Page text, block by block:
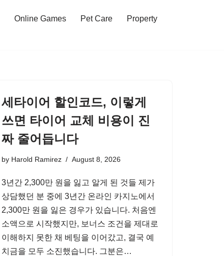
Online Games Pet Care
Property
세타이어 할인코드, 이렇게
쓰면 타이어 교체 비용이 진
짜 줄어듭니다
by Harold Ramirez August 8, 2026
3년간 2,300만 원을 잃고 알게 된 것들 제가
상담했던 분 중에 3년간 온라인 카지노에서
2,300만 원을 잃은 경우가 있습니다. 처음엔
소액으로 시작했지만, 보너스 조건을 제대로
이해하지 못한 채 베팅을 이어갔고, 결국 예
치금을 모두 소진했습니다. 그분은…